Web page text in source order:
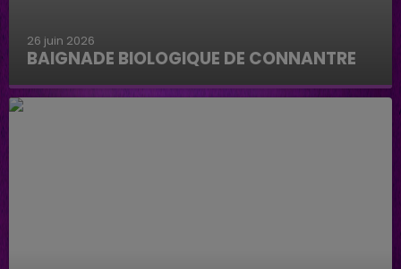
26 juin 2026
BAIGNADE BIOLOGIQUE DE CONNANTRE
Baignade biologique de Connantre